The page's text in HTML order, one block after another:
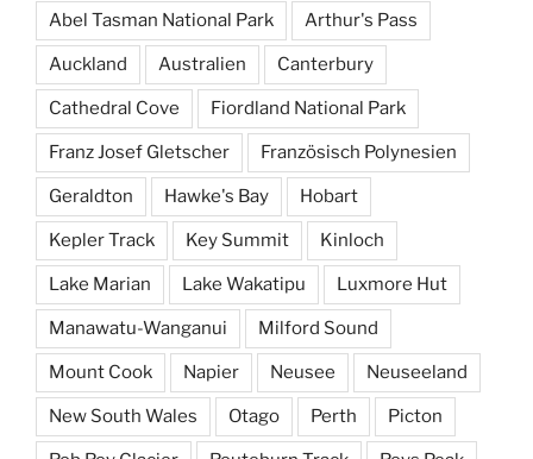
Abel Tasman National Park Arthur's Pass
Auckland Australien Canterbury
Cathedral Cove Fiordland National Park
Franz Josef Gletscher Französisch Polynesien
Geraldton Hawke's Bay Hobart
Kepler Track Key Summit Kinloch
Lake Marian Lake Wakatipu Luxmore Hut
Manawatu-Wanganui Milford Sound
Mount Cook Napier Neusee Neuseeland
New South Wales Otago Perth Picton